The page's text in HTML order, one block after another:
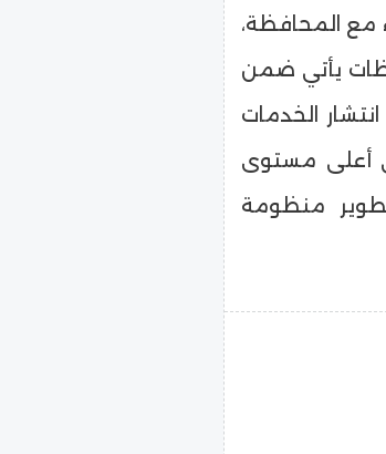
مع المحافظة،
يأتي ضمن
الخدمات
أعلى مستوى
منظومة